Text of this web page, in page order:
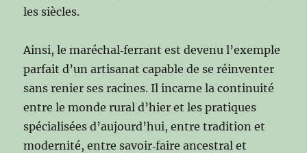
les siècles.
Ainsi, le maréchal‑ferrant est devenu l’exemple
parfait d’un artisanat capable de se réinventer
sans renier ses racines. Il incarne la continuité
entre le monde rural d’hier et les pratiques
spécialisées d’aujourd’hui, entre tradition et
modernité, entre savoir‑faire ancestral et